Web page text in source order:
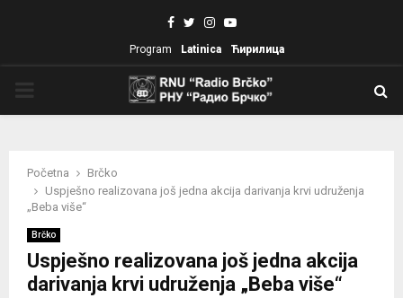
Facebook
TwitterInstagram
Youtube
Program Latinica Ћирилица
Početna
Brčko
Uspješno realizovana još jedna akcija darivanja krvi udruženja
„Beba više“
Brčko
Uspješno realizovana još jedna akcija
darivanja krvi udruženja „Beba više“